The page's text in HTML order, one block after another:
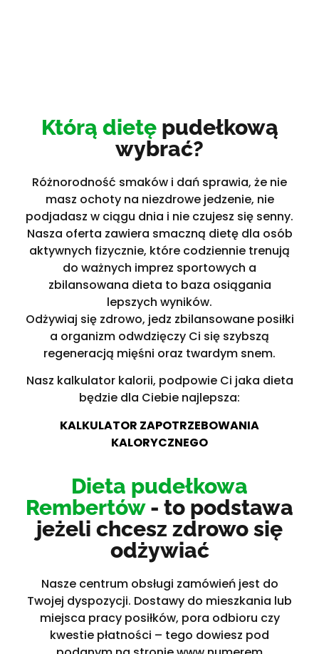
Którą dietępudełkową
wybrać?
Różnorodność smaków i dań sprawia, że nie
masz ochoty na niezdrowe jedzenie, nie
podjadasz w ciągu dnia i nie czujesz się senny.
Nasza oferta zawiera smaczną dietę dla osób
aktywnych fizycznie, które codziennie trenują
do ważnych imprez sportowych a
zbilansowana dieta to baza osiągania
lepszych wyników.
Odżywiaj się zdrowo, jedz zbilansowane posiłki
a organizm odwdzięczy Ci się szybszą
regeneracją mięśni oraz twardym snem.
Nasz kalkulator kalorii, podpowie Ci jaka dieta
będzie dla Ciebie najlepsza:
KALKULATOR ZAPOTRZEBOWANIA
KALORYCZNEGO
Dieta pudełkowa
Rembertów- to podstawa
jeżeli chcesz zdrowo się
odżywiać
Nasze centrum obsługi zamówień jest do
Twojej dyspozycji. Dostawy do mieszkania lub
miejsca pracy posiłków, pora odbioru czy
kwestie płatności – tego dowiesz pod